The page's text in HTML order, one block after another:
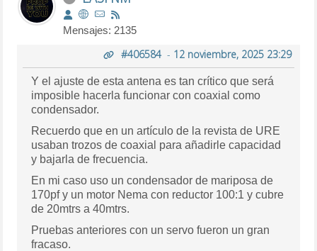
Mensajes: 2135
#406584- 12 noviembre, 2025 23:29
Y el ajuste de esta antena es tan crítico que será
imposible hacerla funcionar con coaxial como
condensador.
Recuerdo que en un artículo de la revista de URE
usaban trozos de coaxial para añadirle capacidad
y bajarla de frecuencia.
En mi caso uso un condensador de mariposa de
170pf y un motor Nema con reductor 100:1 y cubre
de 20mtrs a 40mtrs.
Pruebas anteriores con un servo fueron un gran
fracaso.